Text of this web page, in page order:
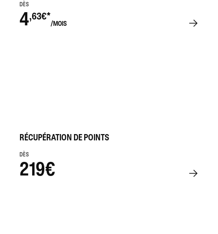
DÈS
4,63€*
/MOIS
RÉCUPÉRATION DE POINTS
DÈS
219€